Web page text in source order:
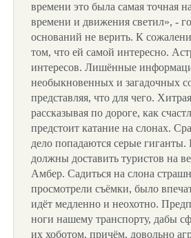
времени это была самая точная
времени и движения светил», -
оснований не верить. К
том, что ей самой интересно.
интересов. Лишённые
необыкновенных и загадочных
представляя, что для чего.
рассказывая по дороге, как
предстоит катание на слонах.
дело попадаются серые
должны доставить туристов на
Амбер. Садиться на слона
просмотрели съёмки, было
идёт медленно и неохотно.
ноги нашему транспорту, дабы
их хоботом, причём, довольно